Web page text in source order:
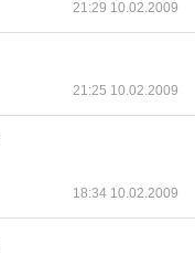
21:29 10.02.2009
21:25 10.02.2009
18:34 10.02.2009